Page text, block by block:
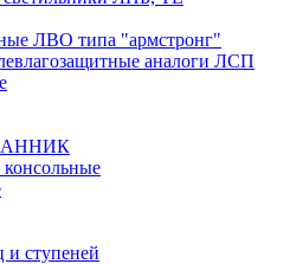
ЛВО типа "армстронг"
аналоги ЛСП
БАННИК
и ступеней